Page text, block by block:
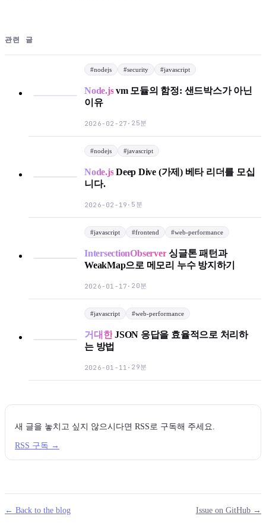
관련 글
#nodejs #security #javascript
Node.js vm 모듈의 함정: 샌드박스가 아닌
이유
2026-02-27 · 25분
#nodejs #javascript
Node.js Deep Dive (가제) 베타 리더를 모십
니다.
2026-02-19 · 5분
#javascript #frontend #web-performance
IntersectionObserver 싱글톤 패턴과
WeakMap으로 메모리 누수 방지하기
2026-01-17 · 20분
#javascript #web-performance
거대한 JSON 응답을 효율적으로 처리하
는 방법
2026-01-11 · 29분
새 글을 놓치고 싶지 않으시다면 RSS로 구독해 주세요.
RSS 구독 →
← Back to the blog Issue on GitHub →